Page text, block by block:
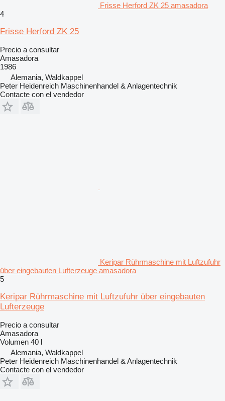
Frisse Herford ZK 25 amasadora
4
Frisse Herford ZK 25
Precio a consultar
Amasadora
1986
Alemania, Waldkappel
Peter Heidenreich Maschinenhandel & Anlagentechnik
Contacte con el vendedor
Keripar Rührmaschine mit Luftzufuhr
über eingebauten Lufterzeuge amasadora
5
Keripar Rührmaschine mit Luftzufuhr über eingebauten
Lufterzeuge
Precio a consultar
Amasadora
Volumen 40 l
Alemania, Waldkappel
Peter Heidenreich Maschinenhandel & Anlagentechnik
Contacte con el vendedor